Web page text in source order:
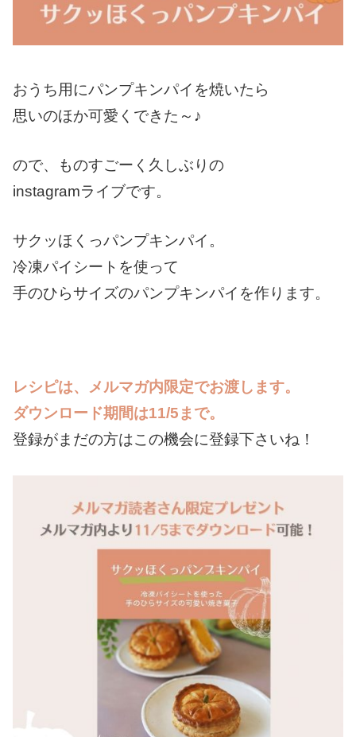
おうち用にパンプキンパイを焼いたら
思いのほか可愛くできた～♪
ので、ものすごーく久しぶりの
instagramライブです。
サクッほくっパンプキンパイ。
冷凍パイシートを使って
手のひらサイズのパンプキンパイを作ります。
レシピは、メルマガ内限定でお渡します。
ダウンロード期間は11/5まで。
登録がまだの方はこの機会に登録下さいね！